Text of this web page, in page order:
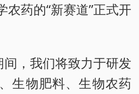
农药的“新赛道”正式开
间，我们将致力于研发
生物肥料、生物农药